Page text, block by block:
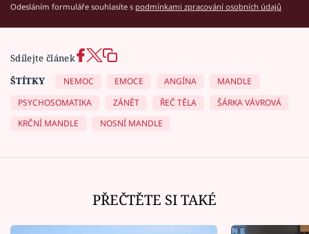
Odesláním formuláře souhlasíte s podmínkami zpracování osobních údajů
Sdílejte článek
ŠTÍTKY
NEMOC EMOCE ANGÍNA
MANDLE
PSYCHOSOMATIKA
ZÁNĚT ŘEČ TĚLA
ŠÁRKA VÁVROVÁ
KRČNÍ MANDLE
NOSNÍ MANDLE
PŘEČTĚTE SI TAKÉ